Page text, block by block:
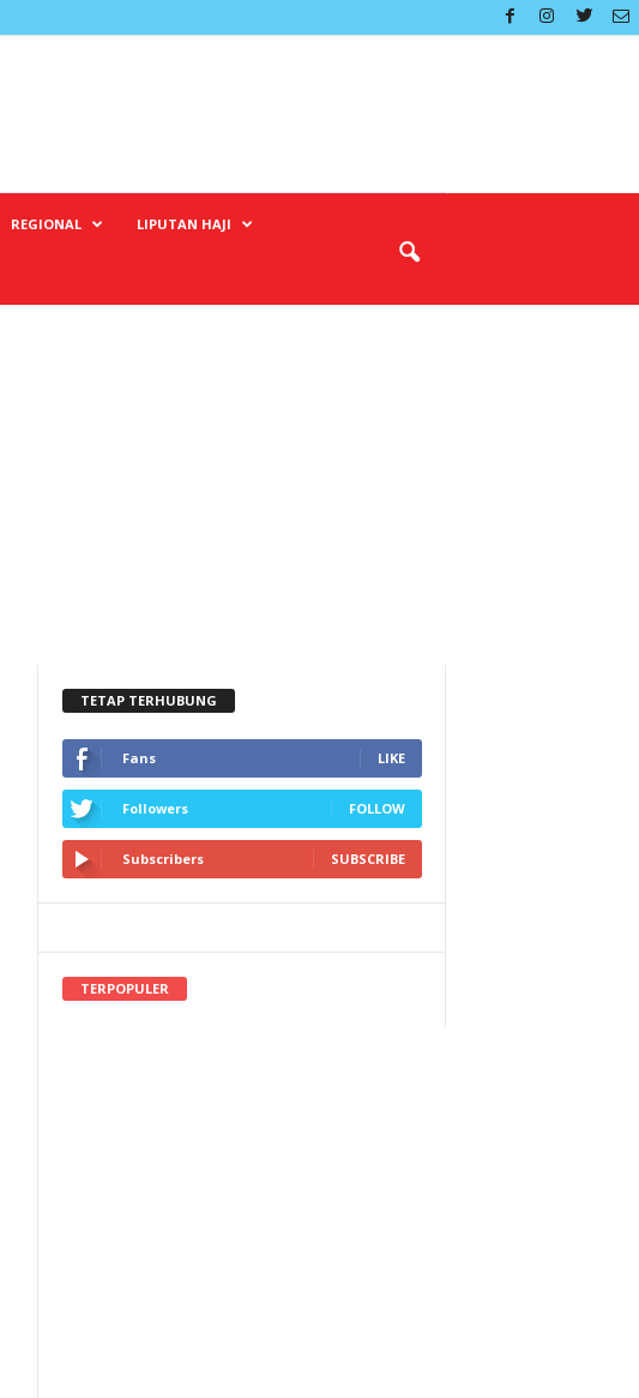
REGIONAL LIPUTAN HAJI
TETAP TERHUBUNG
Fans LIKE
Followers FOLLOW
Subscribers SUBSCRIBE
TERPOPULER